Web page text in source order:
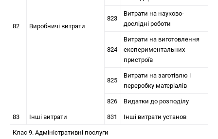
82 Виробничі витрати
823
Витрати на науково-
дослідні роботи
824
Витрати на виготовлення
експериментальних
пристроїв
825
Витрати на заготівлю і
переробку матеріалів
826 Видатки до розподілу
83 Інші витрати 831 Інші витрати установ
Клас 9. Адміністративні послуги